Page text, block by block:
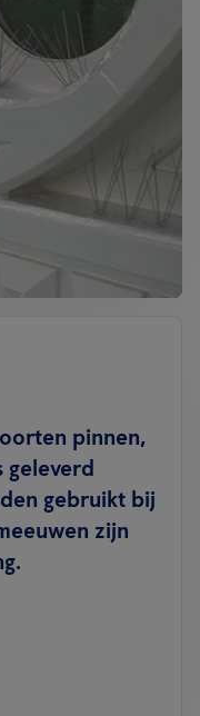
pinnen,
geleverd
gebruikt bij
zijn